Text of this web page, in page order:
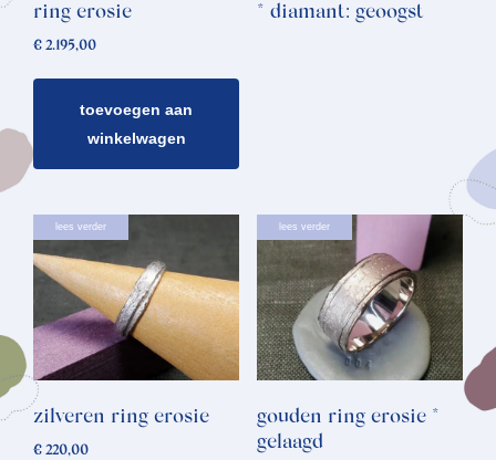
ring erosie
€ 2.195,00
toevoegen aan
winkelwagen
* diamant: geoogst
lees verder
zilveren ring erosie
€ 220,00
lees verder
gouden ring erosie *
gelaagd